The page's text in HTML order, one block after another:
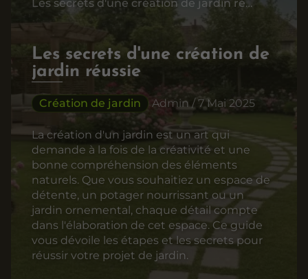
Les secrets d'une création de jardin réussie
Les secrets d'une création de
jardin réussie
Création de jardin Admin / 7 Mai 2025
La création d'un jardin est un art qui
demande à la fois de la créativité et une
bonne compréhension des éléments
naturels. Que vous souhaitiez un espace de
détente, un potager nourrissant ou un
jardin ornemental, chaque détail compte
dans l'élaboration de cet espace. Ce guide
vous dévoile les étapes et les secrets pour
réussir votre projet de jardin.